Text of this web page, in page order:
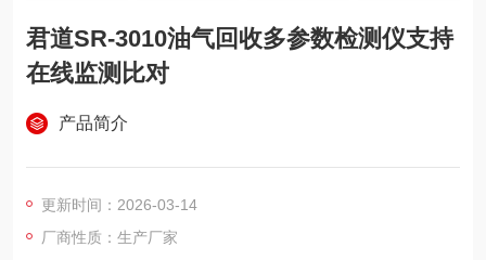
君道SR-3010油气回收多参数检测仪支持
在线监测比对
产品简介
更新时间：2026-03-14
厂商性质：生产厂家